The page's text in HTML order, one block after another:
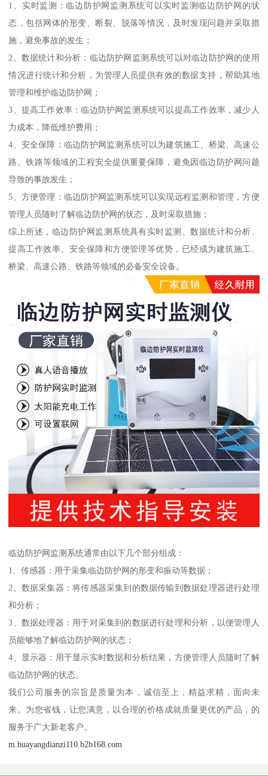
1、实时监测：临边防护网监测系统可以实时监测临边防护网的状
态，包括网体的形变、断裂、脱落等情况，及时发现问题并采取措
施，避免事故的发生；
2、数据统计和分析：临边防护网监测系统可以对临边防护网的使用
情况进行统计和分析，为管理人员提供有效的数据支持，帮助其地
管理和维护临边防护网；
3、提高工作效率：临边防护网监测系统可以提高工作效率，减少人
力成本，降低维护费用；
4、安全保障：临边防护网监测系统可以为建筑施工、桥梁、高速公
路、铁路等领域的工程安全提供重要保障，避免因临边防护网问题
导致的事故发生；
5、方便管理：临边防护网监测系统可以实现远程监测和管理，方便
管理人员随时了解临边防护网的状态，及时采取措施；
综上所述，临边防护网监测系统具有实时监测、数据统计和分析、
提高工作效率、安全保障和方便管理等优势，已经成为建筑施工、
桥梁、高速公路、铁路等领域的必备安全设备。
临边防护网监测系统通常由以下几个部分组成：
1、传感器：用于采集临边防护网的形变和振动等数据；
2、数据采集器：将传感器采集到的数据传输到数据处理器进行处理
和分析；
3、数据处理器：用于对采集到的数据进行处理和分析，以便管理人
员能够地了解临边防护网的状态；
4、显示器：用于显示实时数据和分析结果，方便管理人员随时了解
临边防护网的状态。
我们公司服务的宗旨是质量为本，诚信至上，精益求精，面向未
来。为您省钱，让您满意，以合理的价格成就质量更优的产品，的
服务于广大新老客户。
m.huayangdianzi110.b2b168.com